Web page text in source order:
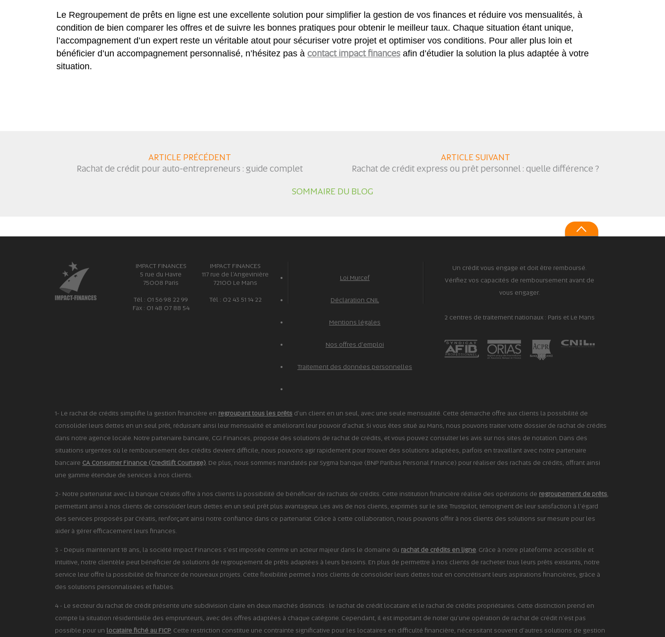
Le Regroupement de prêts en ligne est une excellente solution pour simplifier la gestion de vos finances et réduire vos mensualités, à
condition de bien comparer les offres et de suivre les bonnes pratiques pour obtenir le meilleur taux. Chaque situation étant unique,
l’accompagnement d’un expert reste un véritable atout pour sécuriser votre projet et optimiser vos conditions. Pour aller plus loin et
bénéficier d’un accompagnement personnalisé, n’hésitez pas àcontact impact finances afin d’étudier la solution la plus adaptée à votre
situation.
ARTICLE PRÉCÉDENT
Rachat de crédit pour auto-entrepreneurs : guide complet
ARTICLE SUIVANT
Rachat de crédit express ou prêt personnel : quelle différence ?
SOMMAIRE DU BLOG
IMPACT FINANCES
5 rue du Havre
75008 Paris
Tél : 01 56 98 22 99
Fax : 01 48 07 88 54
IMPACT FINANCES
117 rue de l'Angevinière
72100 Le Mans
Tél : 02 43 51 14 22
Loi Murcef
Déclaration CNIL
Mentions légales
Nos offres d'emploi
Traitement des données personnelles
Un crédit vous engage et doit être remboursé.
Vérifiez vos capacités de remboursement avant de
vous engager.
2 centres de traitement nationaux : Paris et Le Mans
1- Le rachat de crédits simplifie la gestion financière en regroupant tous les prêts d'un client en un seul, avec une seule mensualité. Cette démarche offre aux clients la possibilité de
consolider leurs dettes en un seul prêt, réduisant ainsi leur mensualité et améliorant leur pouvoir d'achat. Si vous êtes situé au Mans, nous pouvons traiter votre dossier de rachat de crédits
dans notre agence locale. Notre partenaire bancaire, CGI Finances, propose des solutions de rachat de crédits, et vous pouvez consulter les avis sur nos sites de notation. Dans des
situations urgentes où le remboursement des crédits devient difficile, nous pouvons agir rapidement pour trouver des solutions adaptées, parfois en travaillant avec notre partenaire
bancaire CA Consumer Finance (Creditlift Courtage). De plus, nous sommes mandatés par Sygma banque (BNP Paribas Personal Finance) pour réaliser des rachats de crédits, offrant ainsi
une gamme étendue de services à nos clients.
2- Notre partenariat avec la banque Créatis offre à nos clients la possibilité de bénéficier de rachats de crédits. Cette institution financière réalise des opérations de regroupement de prêts,
permettant ainsi à nos clients de consolider leurs dettes en un seul prêt plus avantageux. Les avis de nos clients, exprimés sur le site Trustpilot, témoignent de leur satisfaction à l'égard
des services proposés par Créatis, renforçant ainsi notre confiance dans ce partenariat. Grâce à cette collaboration, nous pouvons offrir à nos clients des solutions sur mesure pour les
aider à gérer efficacement leurs finances.
3 - Depuis maintenant 18 ans, la société Impact Finances s'est imposée comme un acteur majeur dans le domaine du rachat de crédits en ligne. Grâce à notre plateforme accessible et
intuitive, notre clientèle peut bénéficier de solutions de regroupement de prêts adaptées à leurs besoins. En plus de permettre à nos clients de racheter tous leurs prêts existants, notre
service leur offre la possibilité de financer de nouveaux projets. Cette flexibilité permet à nos clients de consolider leurs dettes tout en concrétisant leurs aspirations financières, grâce à
des solutions personnalisées et fiables.
4 - Le secteur du rachat de crédit présente une subdivision claire en deux marchés distincts : le rachat de crédit locataire et le rachat de crédits propriétaires. Cette distinction prend en
compte la situation résidentielle des emprunteurs, avec des offres adaptées à chaque catégorie. Cependant, il est important de noter qu'une opération de rachat de crédit n'est pas
possible pour un locataire fiché au FICP. Cette restriction constitue une contrainte significative pour les locataires en difficulté financière, nécessitant souvent d'autres solutions de gestion